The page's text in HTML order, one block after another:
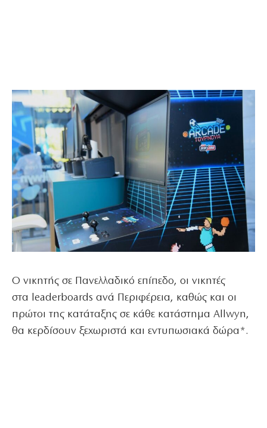
Ο νικητής σε Πανελλαδικό επίπεδο, οι νικητές
στα leaderboards ανά Περιφέρεια, καθώς και οι
πρώτοι της κατάταξης σε κάθε κατάστημα Allwyn,
θα κερδίσουν ξεχωριστά και εντυπωσιακά δώρα*.